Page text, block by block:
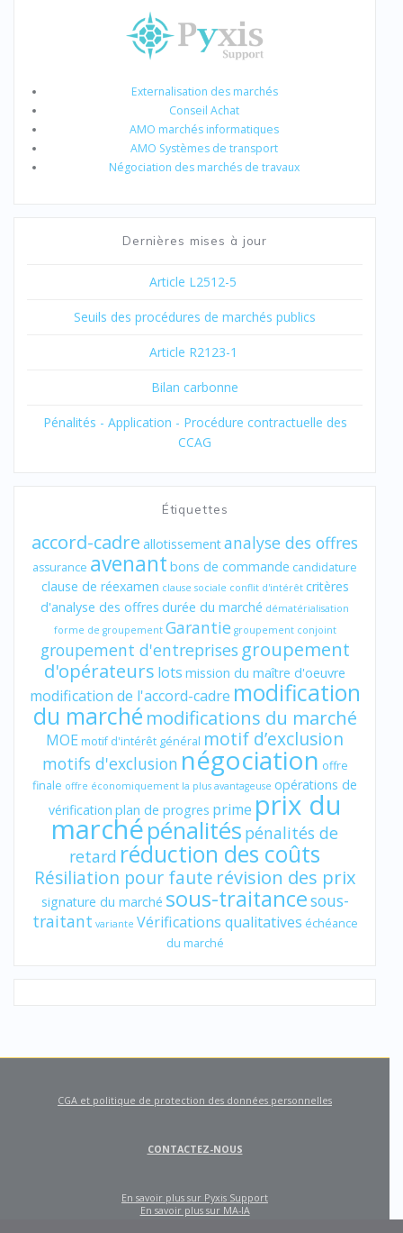
Externalisation des marchés
Conseil Achat
AMO marchés informatiques
AMO Systèmes de transport
Négociation des marchés de travaux
Dernières mises à jour
Article L2512-5
Seuils des procédures de marchés publics
Article R2123-1
Bilan carbonne
Pénalités - Application - Procédure contractuelle des
CCAG
Étiquettes
accord-cadre allotissementanalyse des offres
assurance avenant bons de commande candidature
clause de réexamen clause sociale conflit d'intérêt critères
d'analyse des offres durée du marché dématérialisation
forme de groupement Garantie groupement conjoint
groupement d'entreprises groupement
d'opérateurs lots mission du maître d'oeuvre
modification de l'accord-cadre modification
du marché modifications du marché
MOE motif d'intérêt général motif d’exclusion
motifs d'exclusion négociation offre
finale offre économiquement la plus avantageuse opérations de
vérification plan de progres prime prix du
marchépénalités pénalités de
retard réduction des coûts
Résiliation pour faute révision des prix
signature du marché sous-traitancesous-
traitant variante Vérifications qualitatives échéance
du marché
CGA et politique de protection des données personnelles
CONTACTEZ-NOUS
En savoir plus sur Pyxis Support
En savoir plus sur MA-IA